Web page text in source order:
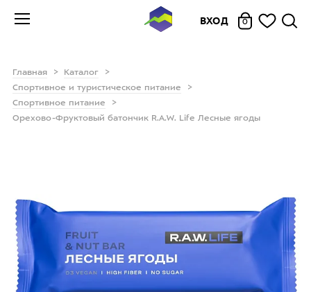
ВХОД 0
Главная
Каталог
Спортивное и туристическое питание
Спортивное питание
Орехово-Фруктовый батончик R.A.W. Life Лесные ягоды